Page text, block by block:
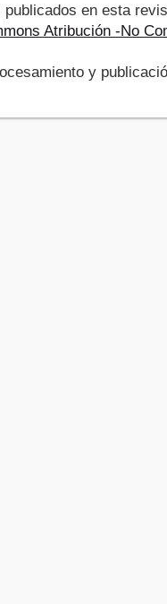
publicados en esta
Atribución -No
y